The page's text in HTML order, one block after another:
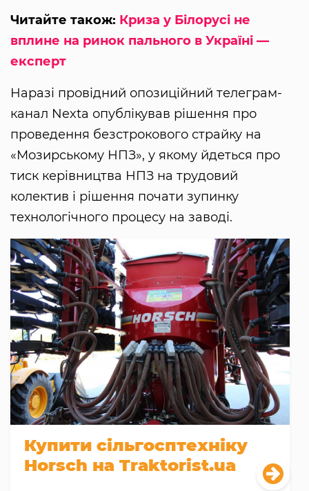
Читайте також: Криза у Білорусі не
вплине на ринок пального в Україні —
експерт
Наразі провідний опозиційний телеграм-
канал Nexta опублікував рішення про
проведення безстрокового страйку на
«Мозирському НПЗ», у якому йдеться про
тиск керівництва НПЗ на трудовий
колектив і рішення почати зупинку
технологічного процесу на заводі.
Купити сільгосптехніку
Horsch на Traktorist.ua